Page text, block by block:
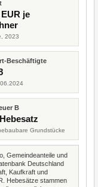
je
2023
Beschäftigte
B
Grundstücke
Gemeindeanteile und
Deutschland
Kaufkraft und
Hebesätze stammen